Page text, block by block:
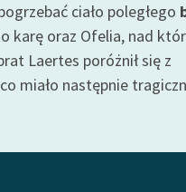
ciało poległego
karę oraz Ofelia, nad
Laertes poróżnił się z
miało następnie